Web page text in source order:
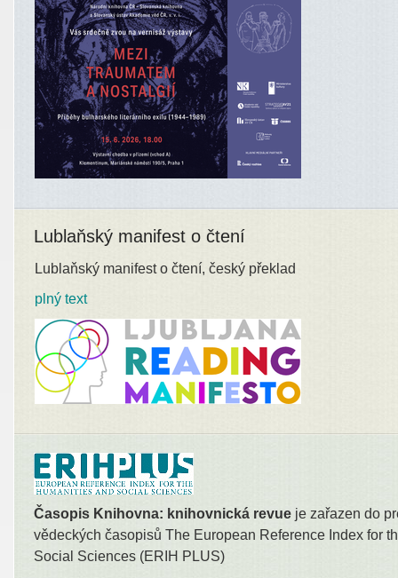
Lublaňský manifest o čtení
Lublaňský manifest o čtení, český překlad
plný text
Časopis Knihovna: knihovnická revue je zařazen do
vědeckých časopisů The European Reference Index for
Social Sciences (ERIH PLUS)